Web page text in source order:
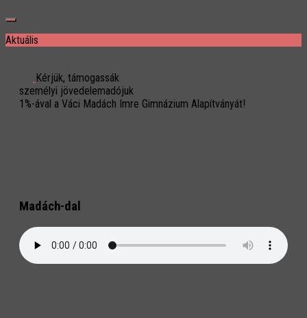
Aktuális
Kérjük, támogassák
személyi jövedelemadójuk
1%-ával a Váci Madách Imre Gimnázium Alapítványát!
Madách-dal